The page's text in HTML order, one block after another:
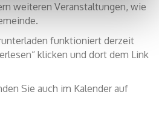
weiteren Veranstaltungen, wie
funktioniert derzeit
klicken und dort dem Link
Sie auch im Kalender auf